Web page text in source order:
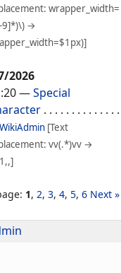
wrapper_width=
9]*)\) →
2026
—Special
. . . . . . . . . . . . . .
WikiAdmin [Text
vv(.*)vv →
1, 2, 3, 4, 5, 6 Next »